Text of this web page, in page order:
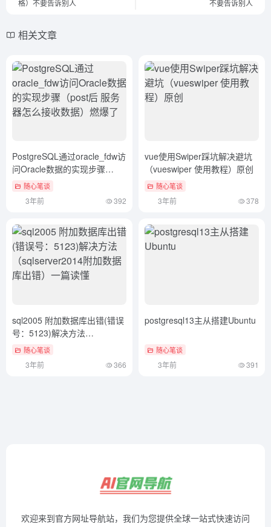
格）不要告诉别人
不要告诉别人
相关文章
PostgreSQL通过oracle_fdw访
问Oracle数据的实现步骤
（post后 服务器怎么接收数
据）燃爆了
随心笔谈
3年前 392
vue使用Swiper踩坑解决避坑
（vueswiper 使用教程）原创
随心笔谈
3年前 378
sql2005 附加数据库出错(错误
号：5123)解决方法
（sqlserver2014附加数据库出
随心笔谈
3年前 366
postgresql13主从搭建Ubuntu
随心笔谈
3年前 391
欢迎来到官方网址导航站，我们为您提供全球一站式快速访问